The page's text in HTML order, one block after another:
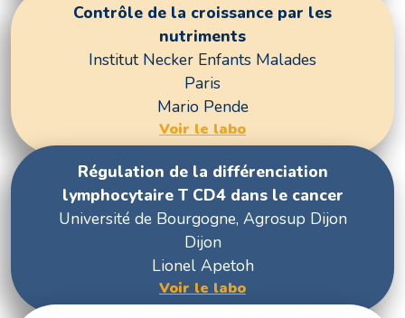
Contrôle de la croissance par les
nutriments
Institut Necker Enfants Malades
Paris
Mario Pende
Voir le labo
Régulation de la différenciation
lymphocytaire T CD4 dans le cancer
Université de Bourgogne, Agrosup Dijon
Dijon
Lionel Apetoh
Voir le labo